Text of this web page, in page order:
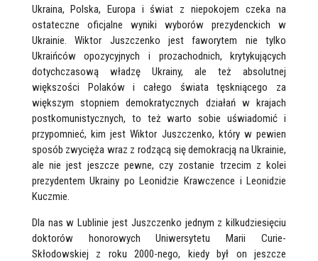
Ukraina, Polska, Europa i świat z niepokojem czeka na
ostateczne oficjalne wyniki wyborów prezydenckich w
Ukrainie. Wiktor Juszczenko jest faworytem nie tylko
Ukraińców opozycyjnych i prozachodnich, krytykujących
dotychczasową władzę Ukrainy, ale też absolutnej
większości Polaków i całego świata tęskniącego za
większym stopniem demokratycznych działań w krajach
postkomunistycznych, to też warto sobie uświadomić i
przypomnieć, kim jest Wiktor Juszczenko, który w pewien
sposób zwycięża wraz z rodzącą się demokracją na Ukrainie,
ale nie jest jeszcze pewne, czy zostanie trzecim z kolei
prezydentem Ukrainy po Leonidzie Krawczence i Leonidzie
Kuczmie.
Dla nas w Lublinie jest Juszczenko jednym z kilkudziesięciu
doktorów honorowych Uniwersytetu Marii Curie-
Skłodowskiej z roku 2000-nego, kiedy był on jeszcze